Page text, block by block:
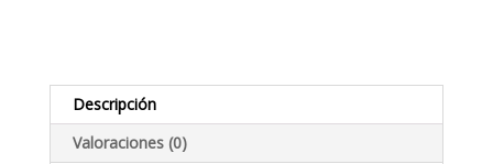
Descripción
Valoraciones (0)